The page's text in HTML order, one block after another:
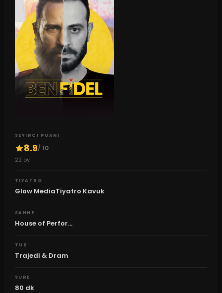
SEYIRCI PUANI
8.9/ 10
22 oy
TIYATRO
Glow MediaTiyatro Kavuk
SAHNE
House of Perfor...
TUR
Trajedi & Dram
SURE
80 dk